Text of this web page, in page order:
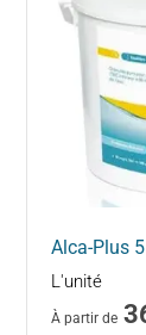
Alca-Plus
L'unité
À partir de